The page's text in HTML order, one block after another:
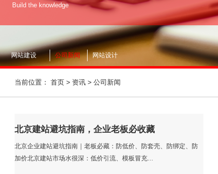
Build the knowledge
网站建设 公司新闻 网站设计
当前位置： 首页 > 资讯 > 公司新闻
北京建站避坑指南，企业老板必收藏
北京企业建站避坑指南｜老板必藏：防低价、防套壳、防绑定、防
加价北京建站市场水很深：低价引流、模板冒充...